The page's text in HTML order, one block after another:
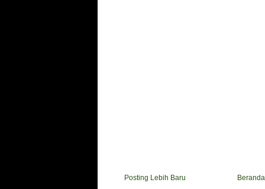
Posting Lebih Baru
Beranda